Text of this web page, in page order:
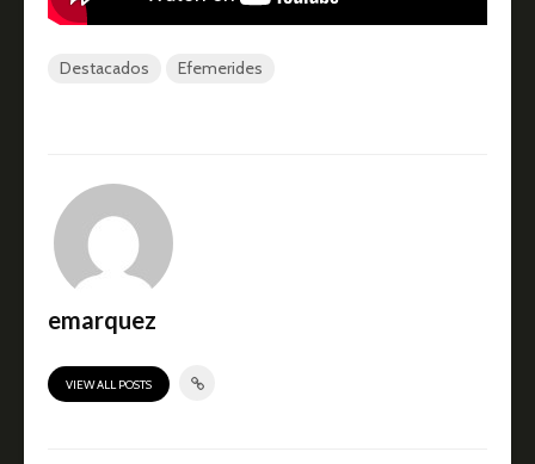
Destacados Efemerides
emarquez
VIEW ALL POSTS